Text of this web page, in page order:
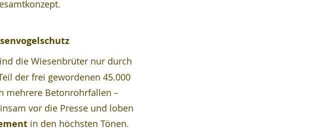
die Wiesenbrüter nur durch
der frei gewordenen 45.000
mehrere Betonrohrfallen –
vor die Presse und loben
in den höchsten Tönen.